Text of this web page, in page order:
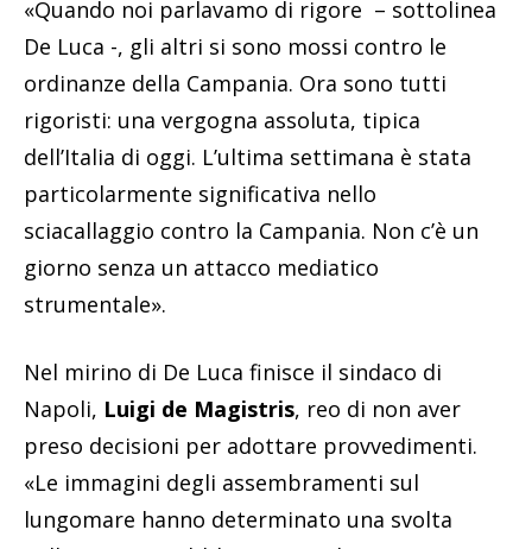
«Quando noi parlavamo di rigore – sottolinea
De Luca -, gli altri si sono mossi contro le
ordinanze della Campania. Ora sono tutti
rigoristi: una vergogna assoluta, tipica
dell’Italia di oggi. L’ultima settimana è stata
particolarmente significativa nello
sciacallaggio contro la Campania. Non c’è un
giorno senza un attacco mediatico
strumentale».
Nel mirino di De Luca finisce il sindaco di
Napoli, Luigi de Magistris, reo di non aver
preso decisioni per adottare provvedimenti.
«Le immagini degli assembramenti sul
lungomare hanno determinato una svolta